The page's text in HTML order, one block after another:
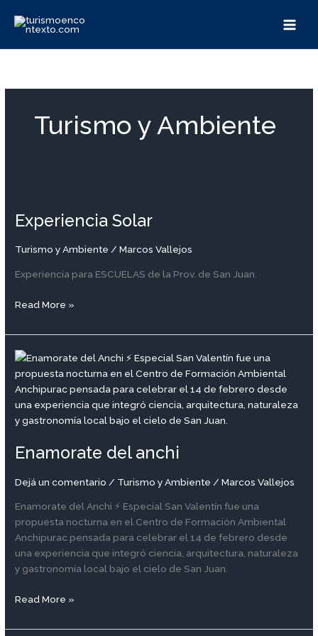
Turismo y Ambiente
Experiencia Solar
Turismo y Ambiente /Marcos Vallejos
Experiencia para ESCUELAS de la Prov. de San Juan.
Read More »
Enamorate del anchi
Dejá un comentario / Turismo y Ambiente /Marcos Vallejos
Enamorate del Anchi ⚡ Especial San Valentín fue una
propuesta nocturna en el Centro de Formación Ambiental
Anchipurac pensada para celebrar el 14 de febrero desde
una experiencia que integró ciencia, arquitectura, naturaleza
y gastronomía local bajo el cielo de San Juan.
Enamorate
del
anchi
Read More »